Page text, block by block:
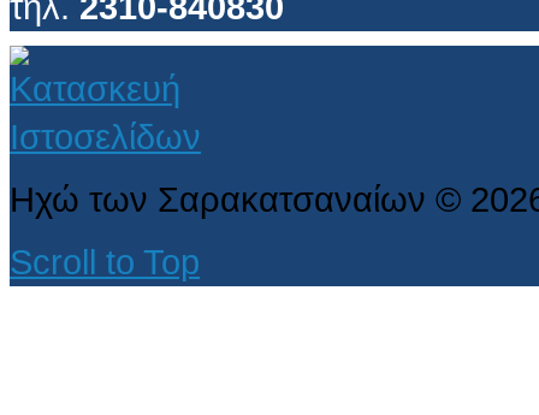
Ηχώ των Σαρακατσαναίων ©
Scroll to Top